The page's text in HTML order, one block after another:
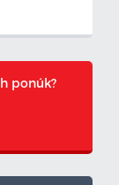
ponúk?